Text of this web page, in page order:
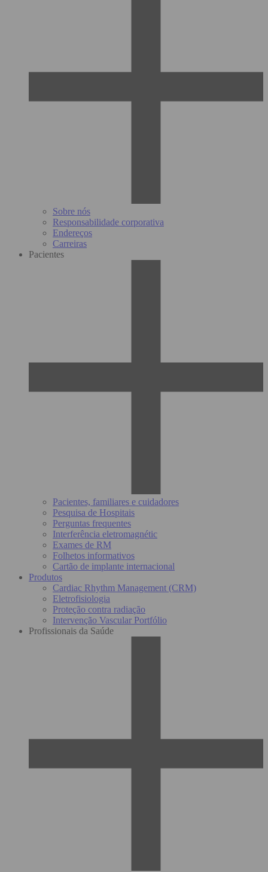
Sobre nós
Responsabilidade corporativa
Endereços
Carreiras
Pacientes
Pacientes, familiares e cuidadores
Pesquisa de Hospitais
Perguntas frequentes
Interferência eletromagnétic
Exames de RM
Folhetos informativos
Cartão de implante internacional
Produtos
Cardiac Rhythm Management (CRM)
Eletrofisiologia
Proteção contra radiação
Intervenção Vascular Portfólio
Profissionais da Saúde